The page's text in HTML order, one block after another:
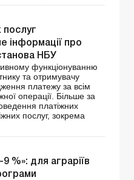
послуг
інформації про
НБУ
функціонуванню
та отримувачу
платежу за всім
операції. Більше за
платіжних
послуг, зокрема
%»: для аграріїв